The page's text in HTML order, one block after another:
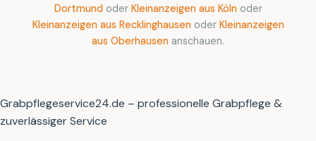
Dortmund oder Kleinanzeigen aus Kölnoder
Kleinanzeigen aus Recklinghausenoder Kleinanzeigen
aus Oberhausen anschauen.
Grabpflegeservice24.de – professionelle Grabpflege &
zuverlässiger Service